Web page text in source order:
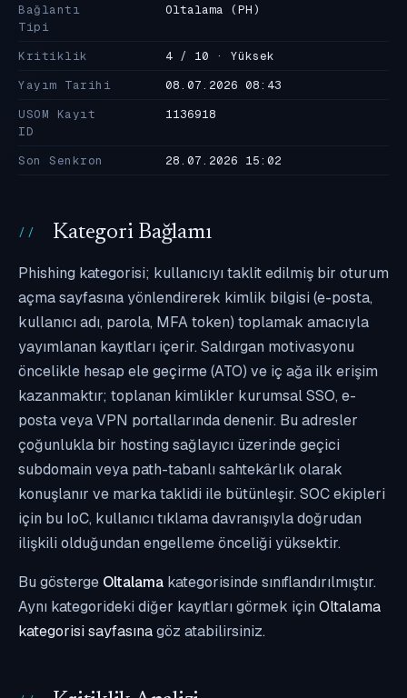
Bağlantı
Tipi
Oltalama (PH)
Kritiklik
4 / 10 · Yüksek
Yayım Tarihi
08.07.2026 08:43
USOM Kayıt
ID
1136918
Son Senkron 28.07.2026 15:02
Kategori Bağlamı
Phishing kategorisi; kullanıcıyı taklit edilmiş bir oturum
açma sayfasına yönlendirerek kimlik bilgisi (e-posta,
kullanıcı adı, parola, MFA token) toplamak amacıyla
yayımlanan kayıtları içerir. Saldırgan motivasyonu
öncelikle hesap ele geçirme (ATO) ve iç ağa ilk erişim
kazanmaktır; toplanan kimlikler kurumsal SSO, e-
posta veya VPN portallarında denenir. Bu adresler
çoğunlukla bir hosting sağlayıcı üzerinde geçici
subdomain veya path-tabanlı sahtekârlık olarak
konuşlanır ve marka taklidi ile bütünleşir. SOC ekipleri
için bu IoC, kullanıcı tıklama davranışıyla doğrudan
ilişkili olduğundan engelleme önceliği yüksektir.
Bu gösterge Oltalama kategorisinde sınıflandırılmıştır.
Aynı kategorideki diğer kayıtları görmek için Oltalama
kategorisi sayfasınagöz atabilirsiniz.